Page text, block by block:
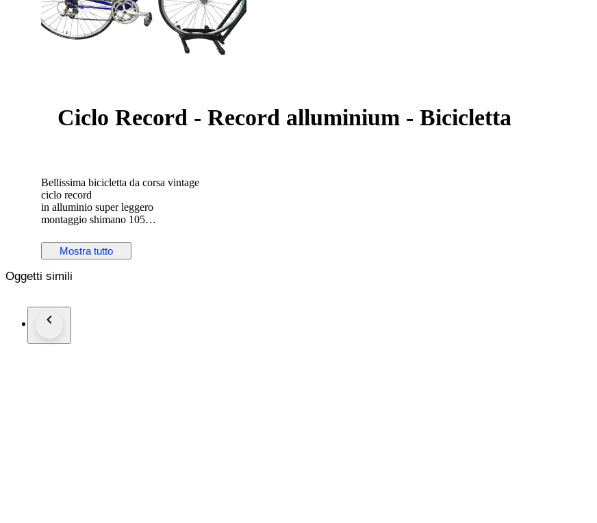
Ciclo Record - Record alluminium - Bicicletta
Bellissima bicicletta da corsa vintage
ciclo record
in alluminio super leggero
montaggio shimano 105
in caso di spedizione la bicicletta verrà parzialmente smontata
Mostra tutto
Oggetti simili